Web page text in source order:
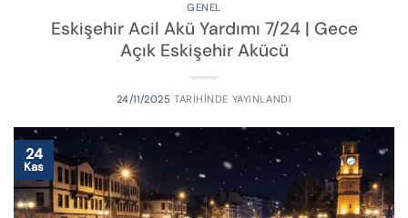
GENEL
Eskişehir Acil Akü Yardımı 7/24 | Gece
Açık Eskişehir Akücü
24/11/2025 TARIHINDE YAYINLANDI
24
Kas